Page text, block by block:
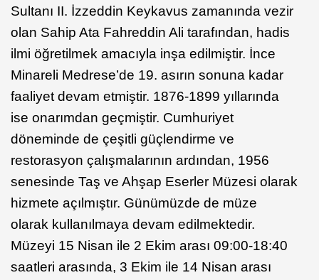
Sultanı II. İzzeddin Keykavus zamanında vezir
olan Sahip Ata Fahreddin Ali tarafından, hadis
ilmi öğretilmek amacıyla inşa edilmiştir. İnce
Minareli Medrese’de 19. asırın sonuna kadar
faaliyet devam etmiştir. 1876-1899 yıllarında
ise onarımdan geçmiştir. Cumhuriyet
döneminde de çeşitli güçlendirme ve
restorasyon çalışmalarının ardından, 1956
senesinde Taş ve Ahşap Eserler Müzesi olarak
hizmete açılmıştır. Günümüzde de müze
olarak kullanılmaya devam edilmektedir.
Müzeyi 15 Nisan ile 2 Ekim arası 09:00-18:40
saatleri arasında, 3 Ekim ile 14 Nisan arası